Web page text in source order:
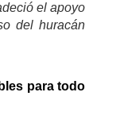
el apoyo
del huracán
para todo